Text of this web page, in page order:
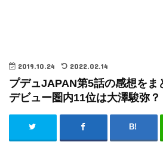
2019.10.24 2022.02.14
プデュJAPAN第5話の感想をま
デビュー圏内11位は大澤駿弥？